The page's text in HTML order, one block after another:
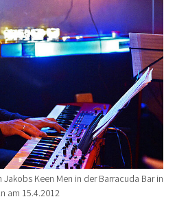
Keen Men in der Barracuda Bar in
am 15.4.2012